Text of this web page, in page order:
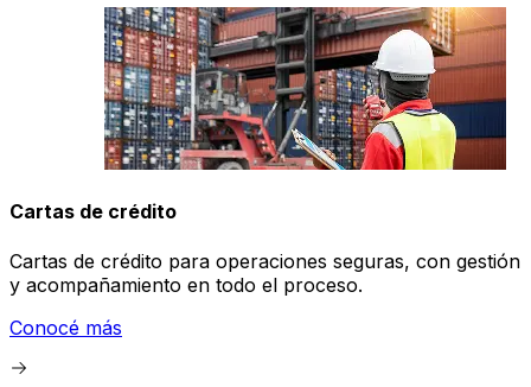
Cartas de crédito
Cartas de crédito para operaciones seguras, con gestión
y acompañamiento en todo el proceso.
Conocé más